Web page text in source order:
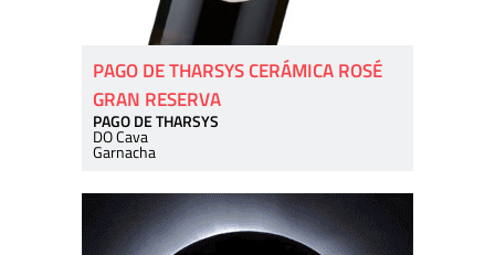
PAGO DE THARSYS CERÁMICA ROSÉ
GRAN RESERVA
PAGO DE THARSYS
DO Cava
Garnacha